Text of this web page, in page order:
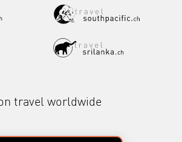
travel worldwide